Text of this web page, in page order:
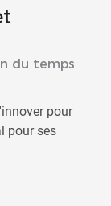
du temps
pour
pour ses